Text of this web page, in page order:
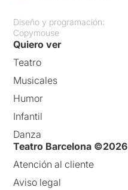
Diseño y programación:
Copymouse
Quiero ver
Teatro
Musicales
Humor
Infantil
Danza
Teatro Barcelona ©2026
Atención al cliente
Aviso legal